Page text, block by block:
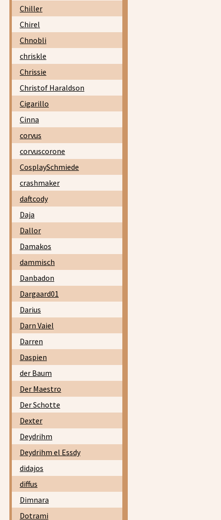
Chiller
Chirel
Chnobli
chriskle
Chrissie
Christof Haraldson
Cigarillo
Cinna
corvus
corvuscorone
CosplaySchmiede
crashmaker
daftcody
Daja
Dallor
Damakos
dammisch
Danbadon
Dargaard01
Darius
Darn Vaiel
Darren
Daspien
der Baum
Der Maestro
Der Schotte
Dexter
Deydrihm
Deydrihm el Essdy
didajos
diffus
Dimnara
Dotrami